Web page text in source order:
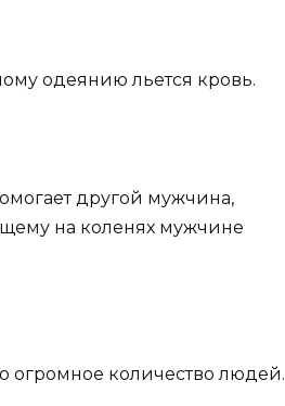
одеянию льется кровь.
другой мужчина,
на коленях мужчине
огромное количество людей.